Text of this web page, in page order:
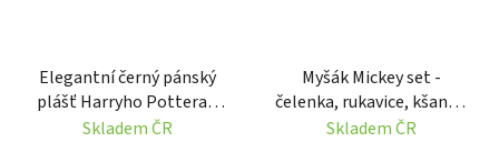
Elegantní černý pánský
plášť Harryho Pottera s
kapucí
Skladem ČR
Myšák Mickey set -
čelenka, rukavice, kšandy,
ocas
Skladem ČR